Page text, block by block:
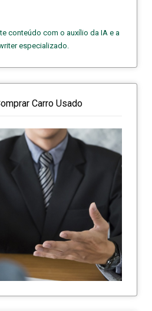
conteúdo com o auxílio da IA e a
especializado.
Carro Usado